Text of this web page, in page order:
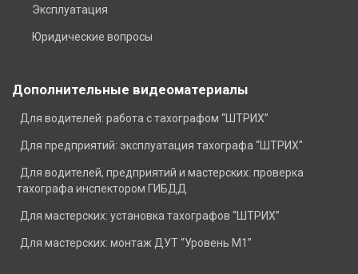
Эксплуатация
Юридические вопросы
Дополнительные видеоматериалы
Для водителей: работа с тахографом “ШТРИХ”
Для предприятий: эксплуатация тахографа “ШТРИХ"
Для водителей, предприятий и мастерских: проверка
тахографа инспектором ГИБДД
Для мастерских: установка тахографов “ШТРИХ”
Для мастерских: монтаж ДУТ “Уровень М1”